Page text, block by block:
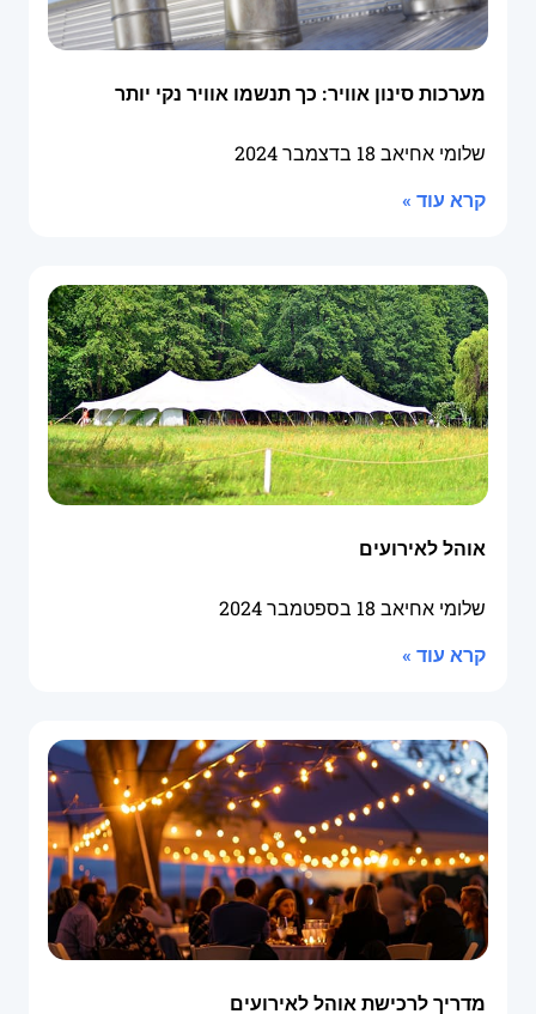
מערכות סינון אוויר: כך תנשמו אוויר נקי יותר
שלומי אחיאב 18 בדצמבר 2024
קרא עוד »
אוהל לאירועים
שלומי אחיאב 18 בספטמבר 2024
קרא עוד »
מדריך לרכישת אוהל לאירועים